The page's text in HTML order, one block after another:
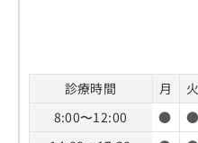
診療時間 月 火
8:00〜12:00
● ●